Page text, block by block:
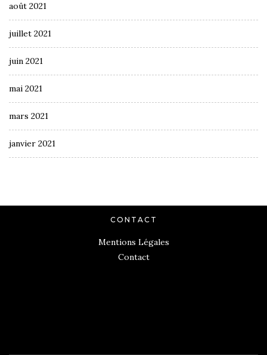
août 2021
juillet 2021
juin 2021
mai 2021
mars 2021
janvier 2021
CONTACT
Mentions Légales
Contact